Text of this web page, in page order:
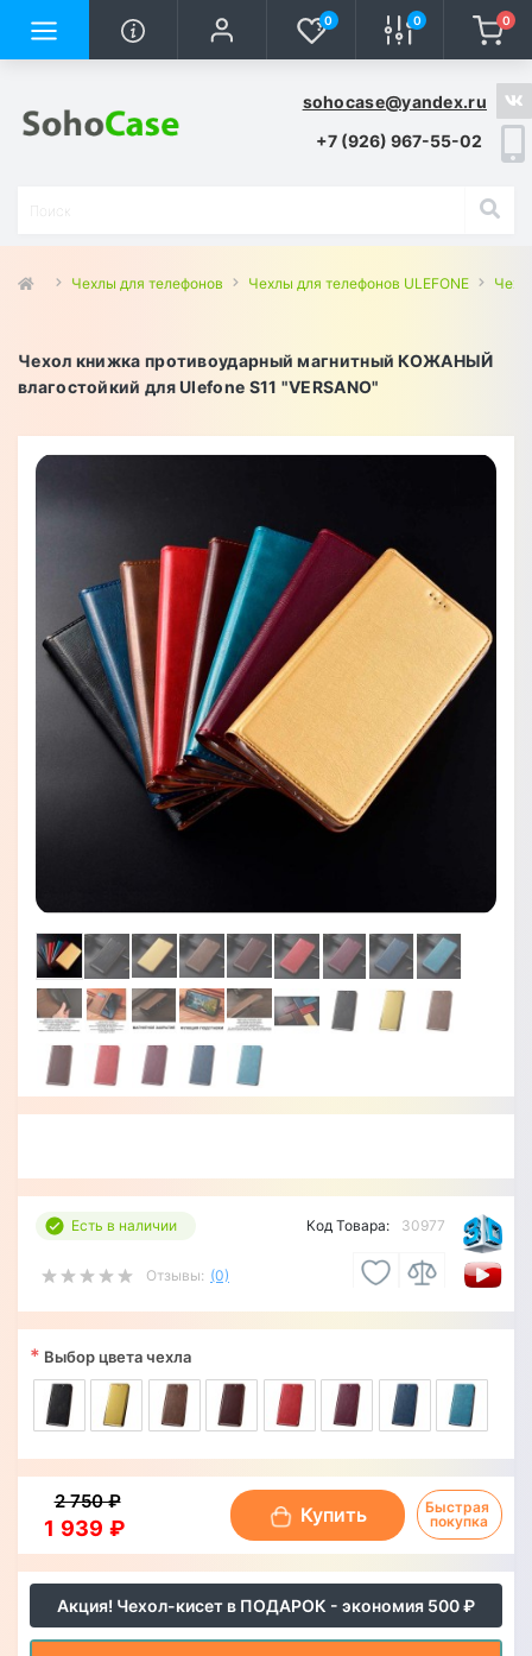
0 0 0
sohocase@yandex.ru
+7 (926) 967-55-02
Чехлы для телефонов Чехлы для телефонов ULEFONE
Чехол книжка противоударный магнитный КОЖАНЫЙ
влагостойкий для Ulefone S11 "VERSANO"
Есть в наличии
Отзывы: (0)
Код Товара: 30977
Акция! Чехол-кисет в ПОДАРОК - экономия 500 ₽
* Выбор цвета чехла
1 939 ₽
2 750 ₽
Купить
Быстрая
покупка